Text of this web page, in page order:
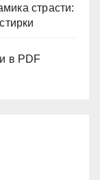
страсти:
в PDF